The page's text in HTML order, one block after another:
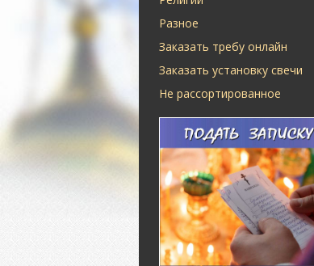
Разное
Заказать требу онлайн
Заказать установку свечи
Не рассортированное